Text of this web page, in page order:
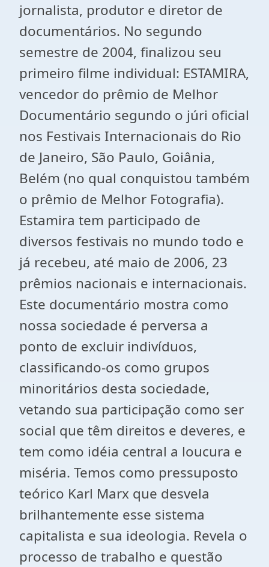
jornalista, produtor e diretor de
documentários. No segundo
semestre de 2004, finalizou seu
primeiro filme individual: ESTAMIRA,
vencedor do prêmio de Melhor
Documentário segundo o júri oficial
nos Festivais Internacionais do Rio
de Janeiro, São Paulo, Goiânia,
Belém (no qual conquistou também
o prêmio de Melhor Fotografia).
Estamira tem participado de
diversos festivais no mundo todo e
já recebeu, até maio de 2006, 23
prêmios nacionais e internacionais.
Este documentário mostra como
nossa sociedade é perversa a
ponto de excluir indivíduos,
classificando-os como grupos
minoritários desta sociedade,
vetando sua participação como ser
social que têm direitos e deveres, e
tem como idéia central a loucura e
miséria. Temos como pressuposto
teórico Karl Marx que desvela
brilhantemente esse sistema
capitalista e sua ideologia. Revela o
processo de trabalho e questão